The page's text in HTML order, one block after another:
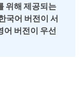
위해 제공되는
국어 버전이 서
어 버전이 우선